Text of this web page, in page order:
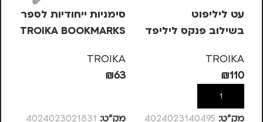
עט ליליפוט
בשילוב פנקס ליליפד
TROIKA
₪110
הוספה לסל
מק”ט: 4024023140495
סימניות ייחודיות לספר
TROIKA BOOKMARKS
TROIKA
₪63
מק”ט: 4024023021831